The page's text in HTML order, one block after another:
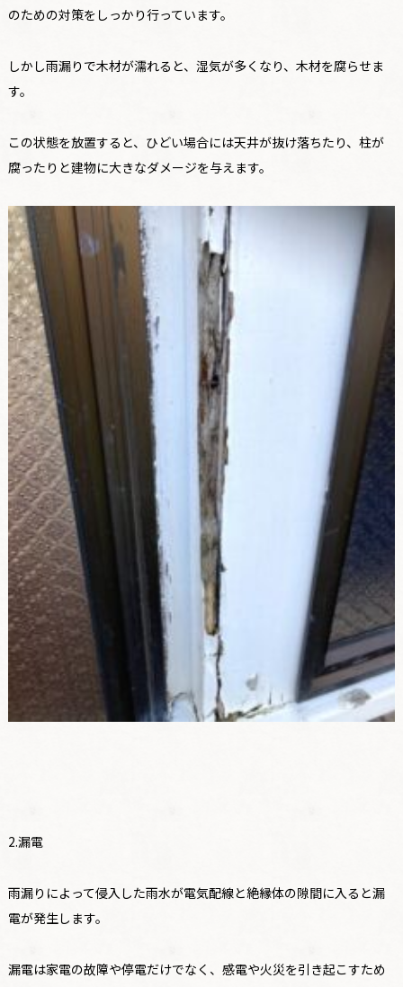
のための対策をしっかり行っています。
しかし雨漏りで木材が濡れると、湿気が多くなり、木材を腐らせま
す。
この状態を放置すると、ひどい場合には天井が抜け落ちたり、柱が
腐ったりと建物に大きなダメージを与えます。
2.漏電
雨漏りによって侵入した雨水が電気配線と絶縁体の隙間に入ると漏
電が発生します。
漏電は家電の故障や停電だけでなく、感電や火災を引き起こすため